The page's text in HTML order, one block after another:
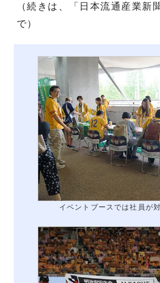
（続きは、「日本流通産業新
で）
イベントブースでは社員が